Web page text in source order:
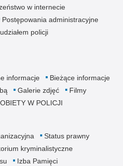
w internecie
Postępowania administracyjne
policji
informacje
Bieżące informacje
Galerie zdjęć
Filmy
W POLICJI
Status prawny
kryminalistyczne
Izba Pamięci